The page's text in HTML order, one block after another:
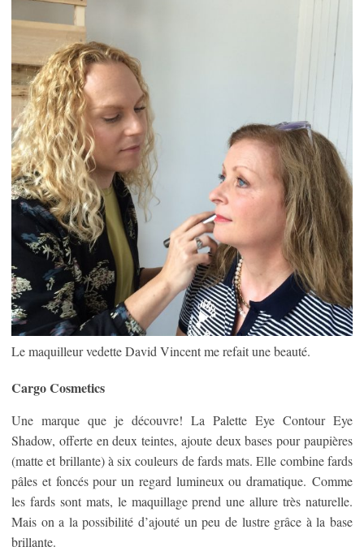
Le maquilleur vedette David Vincent me refait une beauté.
Cargo Cosmetics
Une marque que je découvre! La Palette Eye Contour Eye
Shadow, offerte en deux teintes, ajoute deux bases pour paupières
(matte et brillante) à six couleurs de fards mats. Elle combine fards
pâles et foncés pour un regard lumineux ou dramatique. Comme
les fards sont mats, le maquillage prend une allure très naturelle.
Mais on a la possibilité d’ajouté un peu de lustre grâce à la base
brillante.